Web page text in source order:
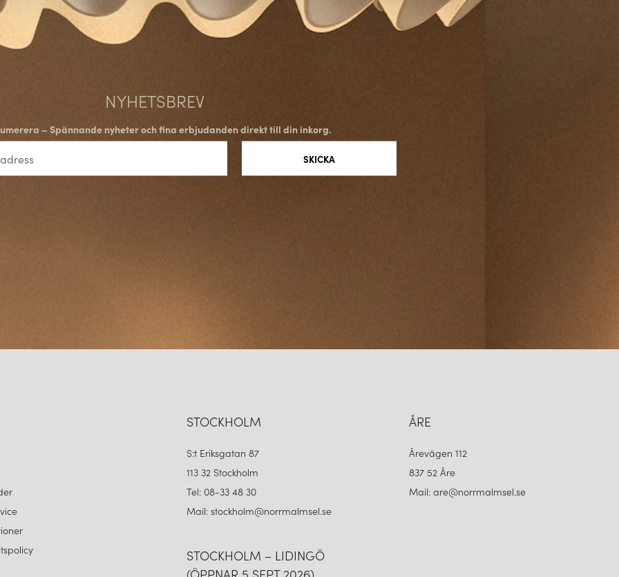
NYHETSBREV
– Spännande nyheter och fina erbjudanden direkt till din inkorg.
STOCKHOLM
S:t Eriksgatan 87
113 32 Stockholm
Tel: 08-33 48 30
Mail: stockholm@norrmalmsel.se
STOCKHOLM – LIDINGÖ
ÅRE
Årevägen 112
837 52 Åre
Mail: are@norrmalmsel.se